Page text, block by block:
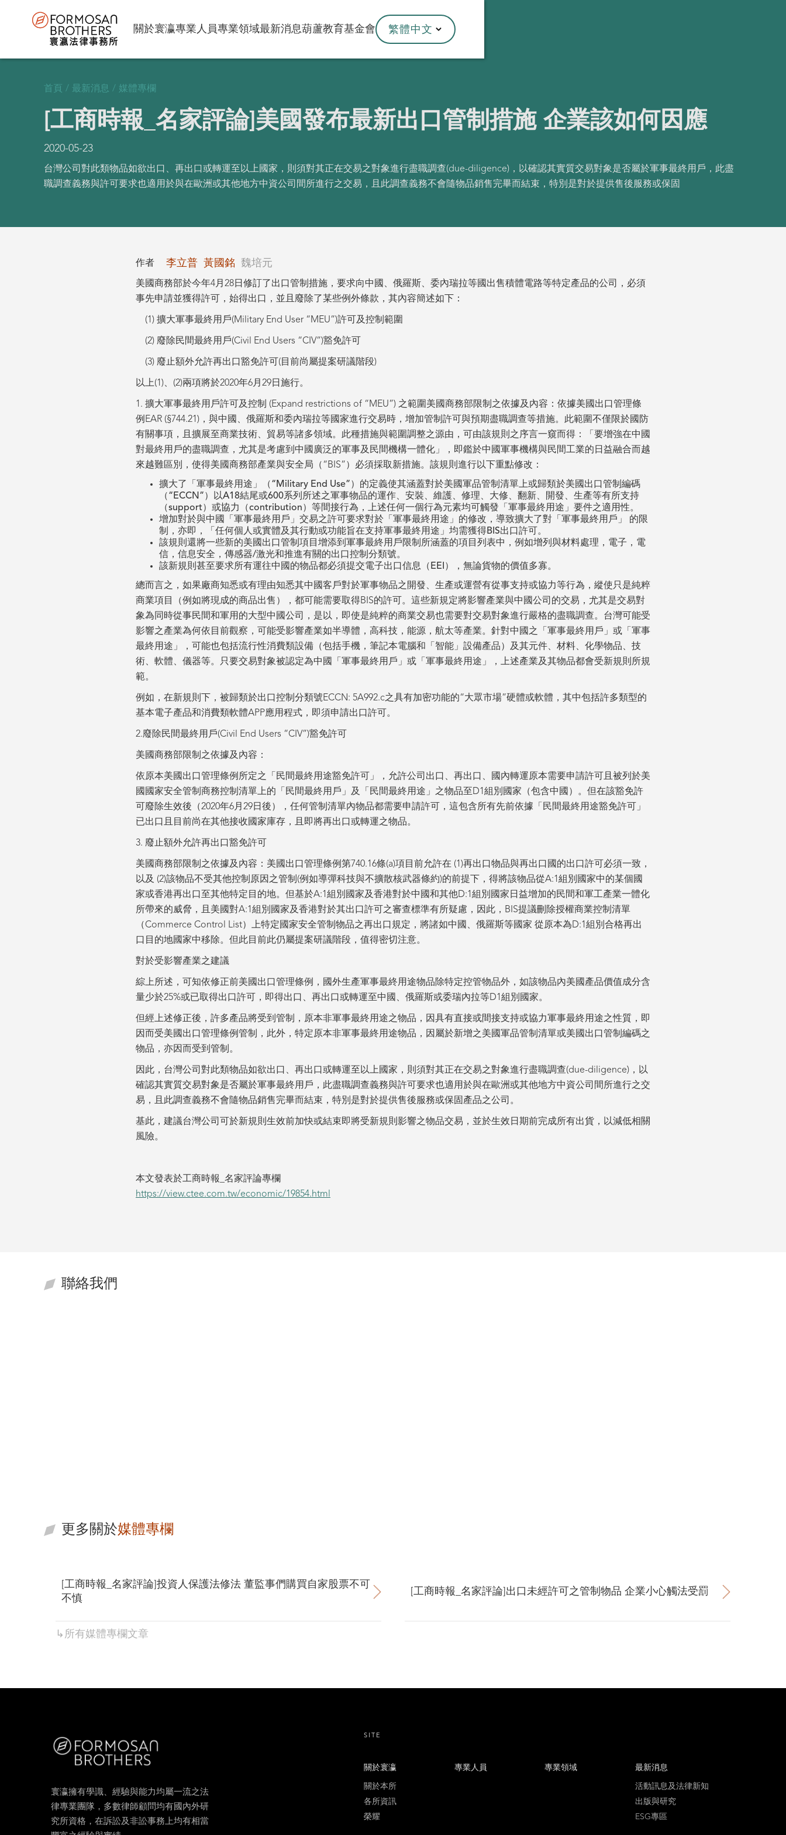
關於寰瀛專業人員專業領域最新消息葫蘆教育基金會 繁體中文
首頁 / 最新消息 / 媒體專欄
[工商時報_名家評論]美國發布最新出口管制措施 企業該如何因應
2020-05-23
台灣公司對此類物品如欲出口、再出口或轉運至以上國家，則須對其正在交易之對象進行盡職調查(due-diligence)，以確認其實質交易對象是否屬於軍事最終用戶，此盡
職調查義務與許可要求也適用於與在歐洲或其他地方中資公司間所進行之交易，且此調查義務不會隨物品銷售完畢而結束，特別是對於提供售後服務或保固
作者 李立普 黃國銘 魏培元
美國商務部於今年4月28日修訂了出口管制措施，要求向中國、俄羅斯、委內瑞拉等國出售積體電路等特定產品的公司，必須
事先申請並獲得許可，始得出口，並且廢除了某些例外條款，其內容簡述如下：
(1) 擴大軍事最終用戶(Military End User “MEU”)許可及控制範圍
(2) 廢除民間最終用戶(Civil End Users “CIV”)豁免許可
(3) 廢止額外允許再出口豁免許可(目前尚屬提案研議階段)
以上(1)、(2)兩項將於2020年6月29日施行。
1. 擴大軍事最終用戶許可及控制 (Expand restrictions of “MEU”) 之範圍美國商務部限制之依據及內容：依據美國出口管理條
例EAR (§744.21)，與中國、俄羅斯和委內瑞拉等國家進行交易時，增加管制許可與預期盡職調查等措施。此範圍不僅限於國防
有關事項，且擴展至商業技術、貿易等諸多領域。此種措施與範圍調整之源由，可由該規則之序言一窺而得：「要增強在中國
對最終用戶的盡職調查，尤其是考慮到中國廣泛的軍事及民間機構一體化」，即鑑於中國軍事機構與民間工業的日益融合而越
來越難區別，使得美國商務部產業與安全局（“BIS”）必須採取新措施。該規則進行以下重點修改：
擴大了「軍事最終用途」（“Military End Use”）的定義使其涵蓋對於美國軍品管制清單上或歸類於美國出口管制編碼
（“ECCN”）以A18結尾或600系列所述之軍事物品的運作、安裝、維護、修理、大修、翻新、開發、生產等有所支持
（support）或協力（contribution）等間接行為，上述任何一個行為元素均可觸發「軍事最終用途」要件之適用性。
增加對於與中國「軍事最終用戶」交易之許可要求對於「軍事最終用途」的修改，導致擴大了對「軍事最終用戶」 的限
制，亦即，「任何個人或實體及其行動或功能旨在支持軍事最終用途」均需獲得BIS出口許可。
該規則還將一些新的美國出口管制項目增添到軍事最終用戶限制所涵蓋的項目列表中，例如增列與材料處理，電子，電
信，信息安全，傳感器/激光和推進有關的出口控制分類號。
該新規則甚至要求所有運往中國的物品都必須提交電子出口信息（EEI），無論貨物的價值多寡。
總而言之，如果廠商知悉或有理由知悉其中國客戶對於軍事物品之開發、生產或運營有從事支持或協力等行為，縱使只是純粹
商業項目（例如將現成的商品出售），都可能需要取得BIS的許可。這些新規定將影響產業與中國公司的交易，尤其是交易對
象為同時從事民間和軍用的大型中國公司，是以，即使是純粹的商業交易也需要對交易對象進行嚴格的盡職調查。台灣可能受
影響之產業為何依目前觀察，可能受影響產業如半導體，高科技，能源，航太等產業。針對中國之「軍事最終用戶」或「軍事
最終用途」，可能也包括流行性消費類設備（包括手機，筆記本電腦和「智能」設備產品）及其元件、材料、化學物品、技
術、軟體、儀器等。只要交易對象被認定為中國「軍事最終用戶」或「軍事最終用途」，上述產業及其物品都會受新規則所規
範。
例如，在新規則下，被歸類於出口控制分類號ECCN: 5A992.c之具有加密功能的“大眾市場”硬體或軟體，其中包括許多類型的
基本電子產品和消費類軟體APP應用程式，即須申請出口許可。
2.廢除民間最終用戶(Civil End Users “CIV”)豁免許可
美國商務部限制之依據及內容：
依原本美國出口管理條例所定之「民間最終用途豁免許可」，允許公司出口、再出口、國內轉運原本需要申請許可且被列於美
國國家安全管制商務控制清單上的「民間最終用戶」及「民間最終用途」之物品至D1組別國家（包含中國）。但在該豁免許
可廢除生效後（2020年6月29日後），任何管制清單內物品都需要申請許可，這包含所有先前依據「民間最終用途豁免許可」
已出口且目前尚在其他接收國家庫存，且即將再出口或轉運之物品。
3. 廢止額外允許再出口豁免許可
美國商務部限制之依據及內容：美國出口管理條例第740.16條(a)項目前允許在 (1)再出口物品與再出口國的出口許可必須一致，
以及 (2)該物品不受其他控制原因之管制(例如導彈科技與不擴散核武器條約)的前提下，得將該物品從A:1組別國家中的某個國
家或香港再出口至其他特定目的地。但基於A:1組別國家及香港對於中國和其他D:1組別國家日益增加的民間和軍工產業一體化
所帶來的威脅，且美國對A:1組別國家及香港對於其出口許可之審查標準有所疑慮，因此，BIS提議刪除授權商業控制清單
（Commerce Control List）上特定國家安全管制物品之再出口規定，將諸如中國、俄羅斯等國家 從原本為D:1組別合格再出
口目的地國家中移除。但此目前此仍屬提案研議階段，值得密切注意。
對於受影響產業之建議
綜上所述，可知依修正前美國出口管理條例，國外生產軍事最終用途物品除特定控管物品外，如該物品內美國產品價值成分含
量少於25%或已取得出口許可，即得出口、再出口或轉運至中國、俄羅斯或委瑞內拉等D1組別國家。
但經上述修正後，許多產品將受到管制，原本非軍事最終用途之物品，因具有直接或間接支持或協力軍事最終用途之性質，即
因而受美國出口管理條例管制，此外，特定原本非軍事最終用途物品，因屬於新增之美國軍品管制清單或美國出口管制編碼之
物品，亦因而受到管制。
因此，台灣公司對此類物品如欲出口、再出口或轉運至以上國家，則須對其正在交易之對象進行盡職調查(due-diligence)，以
確認其實質交易對象是否屬於軍事最終用戶，此盡職調查義務與許可要求也適用於與在歐洲或其他地方中資公司間所進行之交
易，且此調查義務不會隨物品銷售完畢而結束，特別是對於提供售後服務或保固產品之公司。
基此，建議台灣公司可於新規則生效前加快或結束即將受新規則影響之物品交易，並於生效日期前完成所有出貨，以減低相關
風險。
本文發表於工商時報_名家評論專欄
https://view.ctee.com.tw/economic/19854.html
聯絡我們
更多關於媒體專欄
[工商時報_名家評論]投資人保護法修法 董監事們購買自家股票不可
不慎
[工商時報_名家評論]出口未經許可之管制物品 企業小心觸法受罰
↳所有媒體專欄文章
寰瀛擁有學識、經驗與能力均屬一流之法
律專業團隊，多數律師顧問均有國內外研
究所資格，在訴訟及非訟事務上均有相當
SITE
關於寰瀛
關於本所
各所資訊
榮耀
專業人員 專業領域 最新消息
活動訊息及法律新知
出版與研究
ESG專區